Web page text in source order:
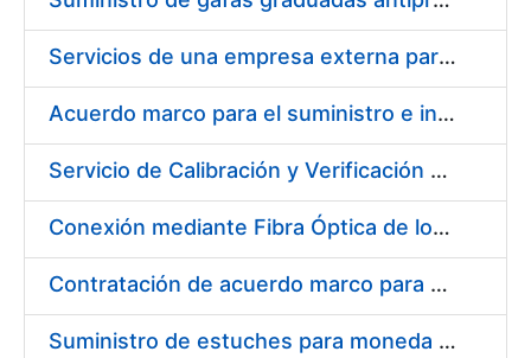
Servicios de una empresa externa para el asesoramiento y resolución de los recursos de alzada que se presentan relacionados con procesos de selección para la FNMT-RCM
Acuerdo marco para el suministro e instalación de persianas, estores y otros complementos
Servicio de Calibración y Verificación Externa de los Equipos de Medición del Servicio de Prevención de la FNMT-RCM
Conexión mediante Fibra Óptica de los Centros de Proceso de Datos (CPDs) de las sedes de la FNMT-RCM de Burgos y Madrid
Contratación de acuerdo marco para el Suministro de Material de Electricidad para la Fábrica Nacional de Moneda y Timbre-Real Casa de la Moneda en su centro de trabajo de Burgos
Suministro de estuches para moneda de 30 €